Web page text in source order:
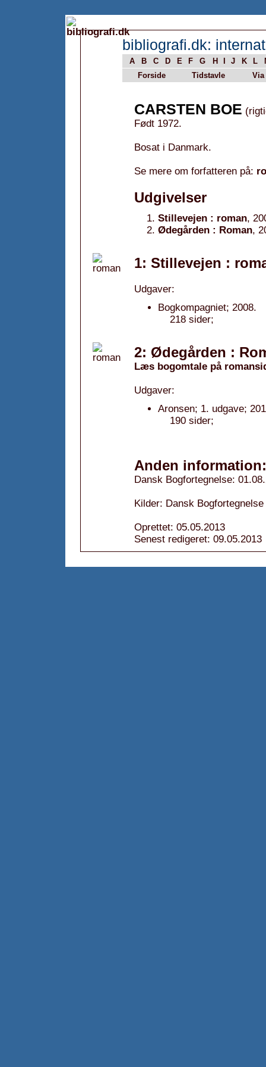
bibliografi.dk:
A B C D E F G H J K L
Forside
Tidstavle Via
CARSTEN BOE
Født 1972.
Bosat i Danmark.
Se mere om forfatteren på:
Udgivelser
Stillevejen : roman,
Ødegården : Roman,
1: Stillevejen :
Udgaver:
Bogkompagniet; 2008.
218 sider;
2: Ødegården :
Læs bogomtale på
Udgaver:
Aronsen; 1. udgave;
190 sider;
Anden information:
Dansk Bogfortegnelse:
Kilder: Dansk Bogfortegnelse
Oprettet: 05.05.2013
Senest redigeret: 09.05.2013